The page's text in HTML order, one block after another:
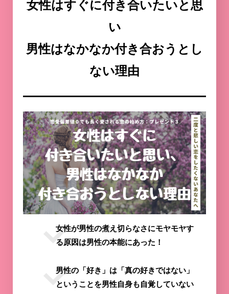
女性はすぐに付き合いたいと思
い
男性はなかなか付き合おうとし
ない理由
女性が男性の煮え切らなさにモヤモヤす
る原因は男性の本能にあった！
男性の「好き」は「真の好きではない」
ということを男性自身も自覚していない